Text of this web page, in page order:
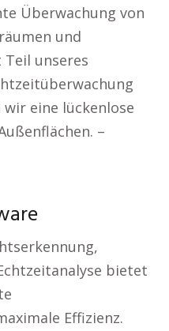
Überwachung von
und
unseres
eine lückenlose
–
bietet
Effizienz.